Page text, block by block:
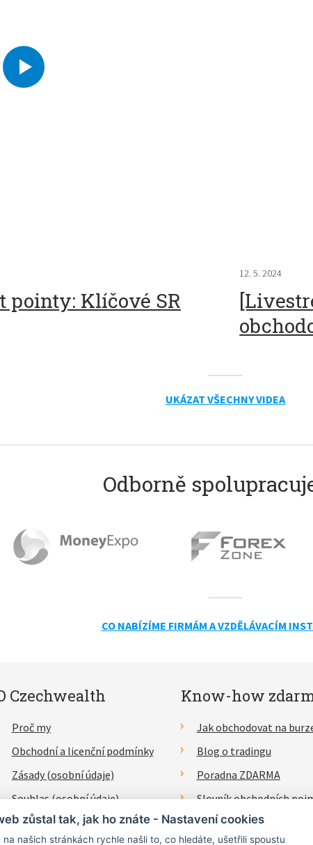
pointy: Klíčové SR
12. 5. 2024
UKÁZAT VŠECHNY VIDEA
Odborně
CO NABÍZÍME FIRMÁM A VZDĚLÁVACÍM
Czechwealth
Proč my
Obchodní a licenční podmínky
Zásady (osobní údaje)
Souhlas (osobní údaje)
Právní prohlášení
Know-how
Jak obchodovat na
Blog o tradingu
Poradna ZDARMA
Slovník obchodních
zůstal tak, jak ho znáte - Nastavení cookies
na našich stránkách rychle našli to, co hledáte, ušetřili spoustu